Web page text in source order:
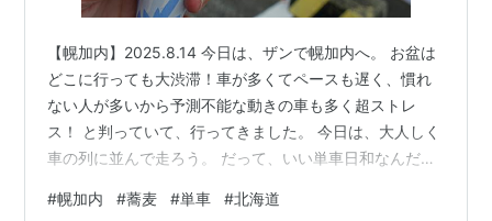
【幌加内】2025.8.14 今日は、ザンで幌加内へ。 お盆は
どこに行っても大渋滞！車が多くてペースも遅く、慣れ
ない人が多いから予測不能な動きの車も多く超ストレ
ス！ と判っていて、行ってきました。 今日は、大人しく
車の列に並んで走ろう。 だって、いい単車日和なんだも
時間にお店へ。 幌加内にある、霧立亭です。 いつもの席
#幌加内 #蕎麦 #単車 #北海道